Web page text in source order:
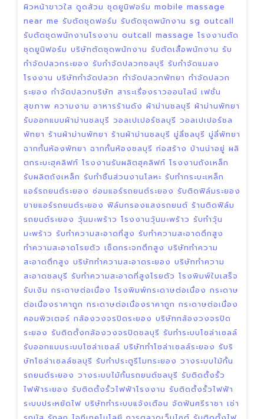
ผิวหน้าขาวใส ดูดส้วม ชุดยูนิฟอร์ม mobile massage
near me รับตัดชุดฟอร์ม รับตัดชุดพนักงาน sg outcall
รับตัดชุดพนักงานโรงงาน outcall massage โรงงานตัด
ชุดยูนิฟอร์ม บริษัทตัดชุดพนักงาน รับตัดเสื้อพนักงาน รับ
กำจัดปลวกระยอง รับกำจัดปลวกชลบุรี รับกำจัดแมลง
โรงงาน บริษัทกำจัดปลวก กำจัดปลวกพัทยา กำจัดปลวก
ระยอง กำจัดปลวกบริษัท สาระเรื่องราวออนไลน์ เฟชั่น
สุขภาพ ความงาม อาหารร้านดัง ผ้าม่านชลบุรี ผ้าม่านพัทยา
รับออกแบบผ้าม่านชลบุรี วอลเปเปอร์ชลบุรี วอลเปเปอร์ชล
พัทยา ร้านผ้าม่านพัทยา ร้านผ้าม่านชลบุรี มู่ลี่ชลบุรี มู่ลี่พัทยา
ฉากกั้นห้องพัทยา ฉากกั้นห้องชลบุรี ก่อสร้าง บ้านน่าอยู่ ผลิ
ตกระบะฮุคลิฟท์ โรงงานรับผลิตฮุคลิฟท์ โรงงานถังเหล็ก
รับผลิตถังเหล็ก รับทำชิ้นส่วนงานโลหะ รับทำกระบะเหล็ก
แอร์รถยนต์ระยอง ซ่อมแอร์รถยนต์ระยอง รับติดฟิล์มระยอง
ขายแอร์รถยนต์ระยอง ฟิล์มกรองแสงรถยนต์ ร้านติดฟิล์ม
รถยนต์ระยอง วุ้นมะพร้าว โรงงานวุ้นมะพร้าว รับทำวุ้น
มะพร้าว รับทำความสะอาดที่สูง รับทำความสะอาดตึกสูง
ทำความสะอาดโรยตัว เช็ดกระจกตึกสูง บริษัททำความ
สะอาดตึกสูง บริษัททำความสะอาดระยอง บริษัททำความ
สะอาดชลบุรี รับทำความสะอาดที่สูงโรยตัว โรงพิมพ์ใบเสร็จ
รับเงิน กระดาษต่อเนื่อง โรงพิมพ์กระดาษต่อเนื่อง กระดาษ
ต่อเนื่องราคาถูก กระดาษต่อเนื่องราคาถูก กระดาษต่อเนื่อง
คอมพิวเตอร์ กล้องวงจรปิดระยอง บริษัทกล้องวงจรปิด
ระยอง รับติดตั้งกล้องวงจรปิดชลบุรี รับทำระบบโซล่าเซลล์
รับออกแบบระบบโซล่าเซลล์ บริษัททำโซล่าเซลล์ระยอง รับริ
ษัทโซล่าเซลล์ชลบุรี รับทำประตูรีโมทระยอง วางระบบไม้กั้น
รถยนต์ระยอง วางระบบไม้กั้นรถยนต์ชลบุรี รับติดตั้งรั้ว
ไฟฟ้าระยอง รับติดตั้งรั้วไฟฟ้าโรงงาน รับติดตั้งรั้วไฟฟ้า
ระบบประหยัดไฟ บริษัททำระบบแจ้งเตือน จัดฟันศรีราชา เช่า